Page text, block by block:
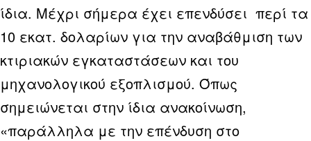
ίδια. Μέχρι σήμερα έχει επενδύσει περί τα
10 εκατ. δολαρίων για την αναβάθμιση των
κτιριακών εγκαταστάσεων και του
μηχανολογικού εξοπλισμού. Όπως
σημειώνεται στην ίδια ανακοίνωση,
«παράλληλα με την επένδυση στο